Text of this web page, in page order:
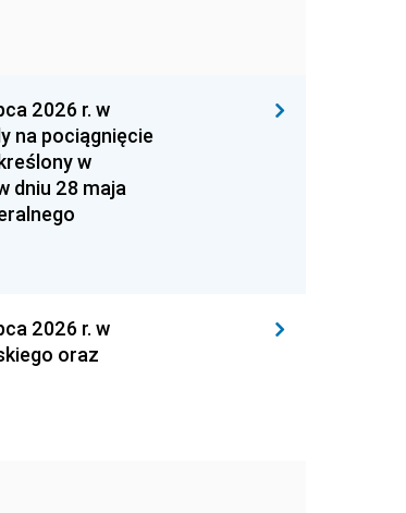
2026 r. w
na pociągnięcie
w
dniu 28 maja
2026 r. w
oraz